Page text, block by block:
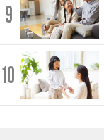
9
10